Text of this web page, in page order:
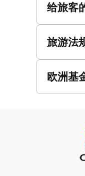
给旅客
旅游法
欧洲基